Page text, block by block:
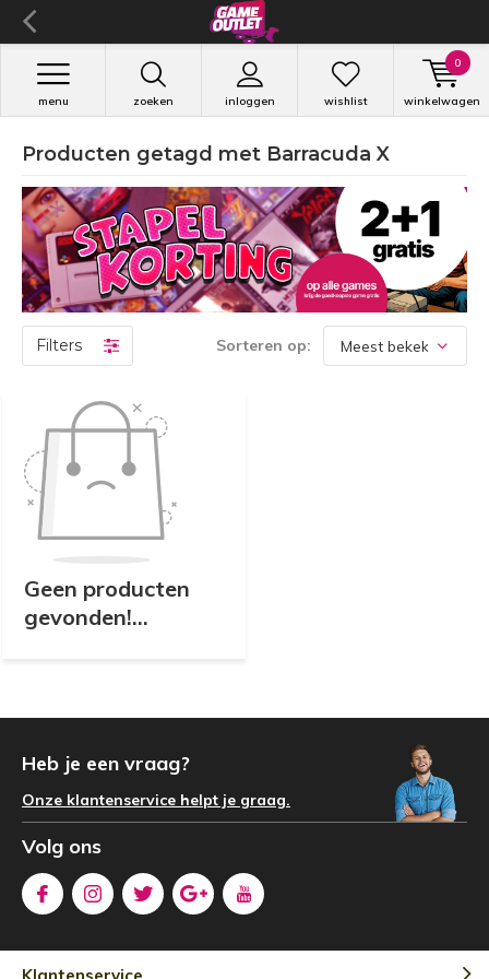
zoeken inloggen
menu wishlist winkelwagen
0
Producten getagd met Barracuda X
Filters Sorteren op:
Geen producten
gevonden!...
Heb je een vraag?
Onze klantenservice helpt je graag.
Volg ons